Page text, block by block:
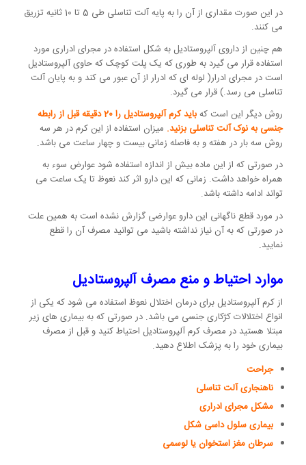
در این صورت مقداری از آن را به پایه آلت تناسلی طی 5 تا 10 ثانیه تزریق
می کنند.
هم چنین از داروی آلپروستادیل به شکل استفاده در مجرای ادراری مورد
استفاده قرار می گیرد به طوری که یک پلت کوچک که حاوی آلپروستادیل
است در مجرای ادرار( لوله ای که ادرار از آن عبور می کند و به پایان آلت
تناسلی می رسد.) قرار می گیرد.
روش دیگر این است که
باید کرم آلپروستادیل را 20 دقیقه قبل از رابطه
جنسی به نوک آلت تناسلی بزنید. میزان استفاده از این کرم در هر سه
روش سه بار در هفته و به فاصله زمانی بیست و چهار ساعت می باشد.
در صورتی که از این ماده بیش از اندازه استفاده شود عوارض سوء به
همراه خواهد داشت. زمانی که این دارو اثر کند نعوظ تا یک ساعت می
تواند ادامه داشته باشد.
در مورد قطع ناگهانی این دارو عوارضی گزارش نشده است به همین علت
در صورتی که به آن نیاز نداشته باشید می توانید مصرف آن را قطع
نمایید.
موارد احتیاط و منع مصرف آلپروستادیل
از کرم آلپروستادیل برای درمان اختلال نعوظ استفاده می شود که یکی از
انواع اختلالات کژکاری جنسی می باشد. در صورتی که به بیماری های زیر
مبتلا هستید در مصرف کرم آلپروستادیل احتیاط کنید و قبل از مصرف
بیماری خود را به پزشک اطلاع دهید.
جراحت
ناهنجاری آلت تناسلی
مشکل مجرای ادراری
بیماری سلول داسی شکل
سرطان مغز استخوان یا لوسمی